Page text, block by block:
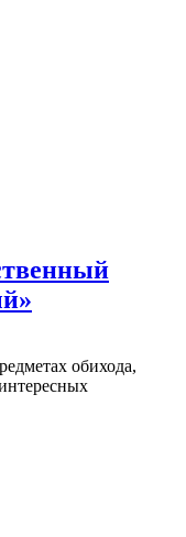
обихода,